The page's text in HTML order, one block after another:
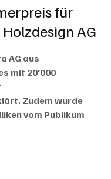
für
AG
AG aus
mit 20'000
Zudem wurde
vom Publikum